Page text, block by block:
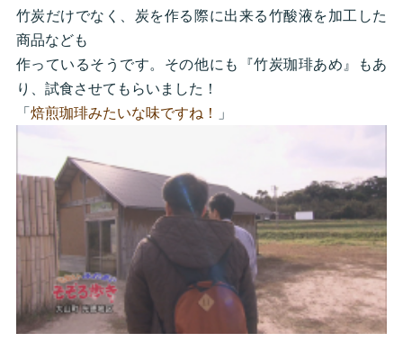
竹炭だけでなく、炭を作る際に出来る竹酸液を加工した
商品なども
作っているそうです。その他にも『竹炭珈琲あめ』もあ
り、試食させてもらいました！
「 焙煎珈琲みたいな味ですね！ 」